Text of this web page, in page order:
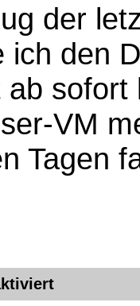
der
ich den
VM
Tagen